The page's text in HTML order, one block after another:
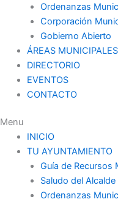
Ordenanzas
Corporación
Gobierno Abierto
ÁREAS MUNICIPALES
DIRECTORIO
EVENTOS
CONTACTO
Menu
INICIO
TU AYUNTAMIENTO
Guía de Recursos
Saludo del Alcalde
Ordenanzas